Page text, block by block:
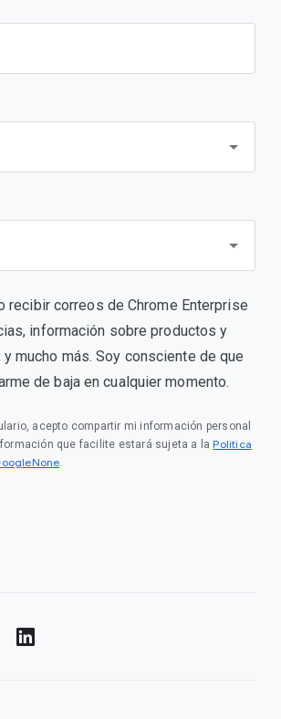
recibir correos de Chrome Enterprise
información sobre productos y
mucho más. Soy consciente de que
de baja en cualquier momento.
acepto compartir mi información personal
que facilite estará sujeta a la Política
.